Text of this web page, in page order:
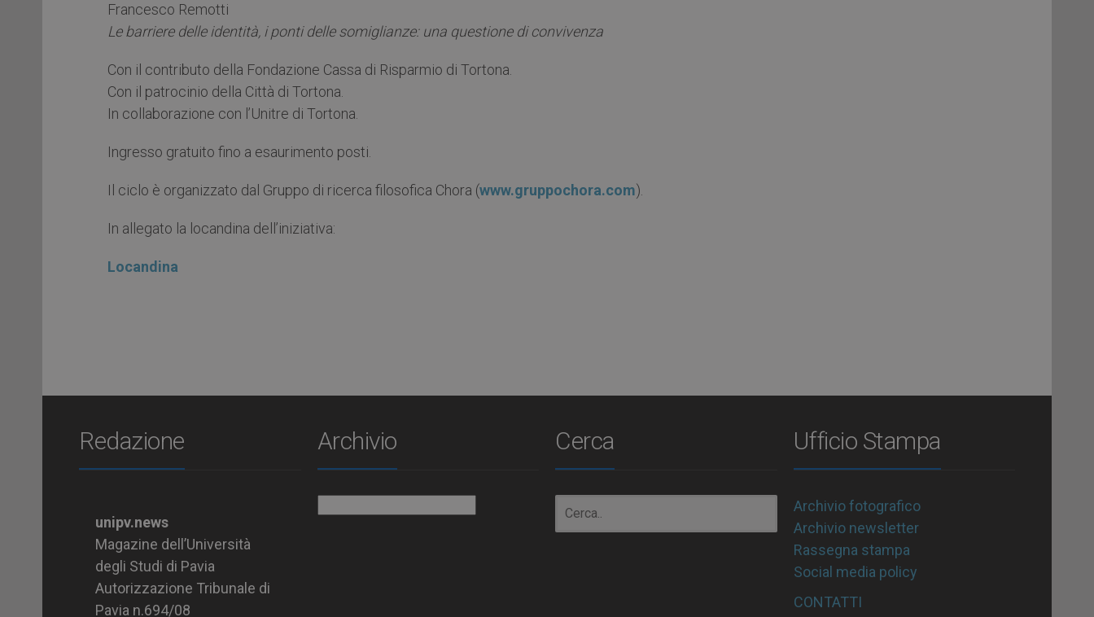
Francesco Remotti
Le barriere delle identità, i ponti delle somiglianze: una questione di convivenza
Con il contributo della Fondazione Cassa di Risparmio di Tortona.
Con il patrocinio della Città di Tortona.
In collaborazione con l’Unitre di Tortona.
Ingresso gratuito fino a esaurimento posti.
Il ciclo è organizzato dal Gruppo di ricerca filosofica Chora (www.gruppochora.com).
In allegato la locandina dell’iniziativa:
Locandina
Redazione
unipv.news
Magazine dell’Università
degli Studi di Pavia
Autorizzazione Tribunale di
Pavia n.694/08
Archivio Cerca Ufficio Stampa
Archivio fotografico
Archivio newsletter
Rassegna stampa
Social media policy
CONTATTI